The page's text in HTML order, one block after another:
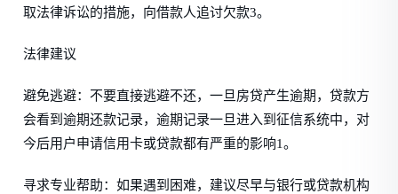
取法律诉讼的措施，向借款人追讨欠款3。
法律建议
避免逃避：不要直接逃避不还，一旦房贷产生逾期，贷款方
会看到逾期还款记录，逾期记录一旦进入到征信系统中，对
今后用户申请信用卡或贷款都有严重的影响1。
寻求专业帮助：如果遇到困难，建议尽早与银行或贷款机构